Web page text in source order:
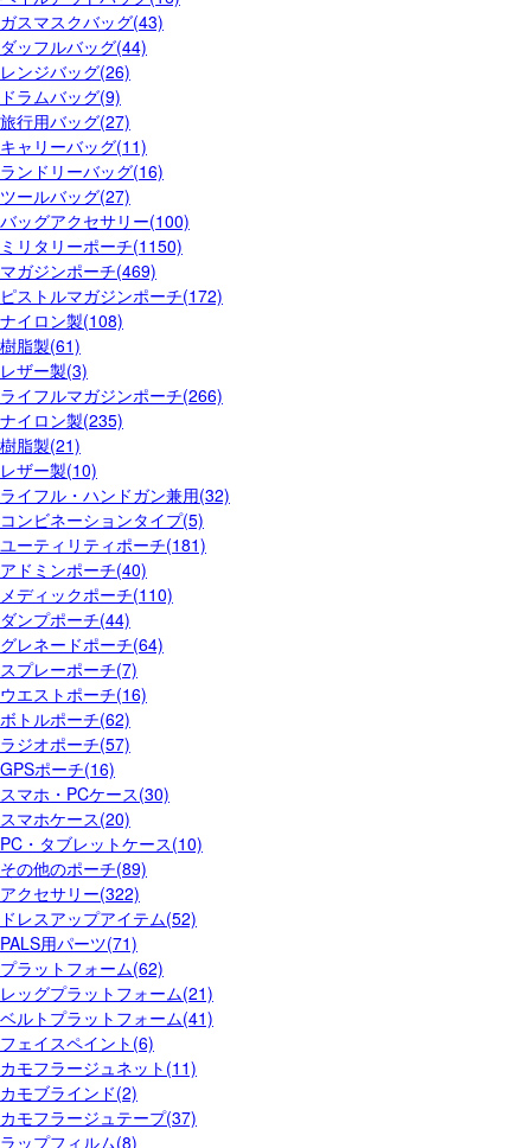
ガスマスクバッグ(43)
ダッフルバッグ(44)
レンジバッグ(26)
ドラムバッグ(9)
旅行用バッグ(27)
キャリーバッグ(11)
ランドリーバッグ(16)
ツールバッグ(27)
バッグアクセサリー(100)
ミリタリーポーチ(1150)
マガジンポーチ(469)
ピストルマガジンポーチ(172)
ナイロン製(108)
樹脂製(61)
レザー製(3)
ライフルマガジンポーチ(266)
ナイロン製(235)
樹脂製(21)
レザー製(10)
ライフル・ハンドガン兼用(32)
コンビネーションタイプ(5)
ユーティリティポーチ(181)
アドミンポーチ(40)
メディックポーチ(110)
ダンプポーチ(44)
グレネードポーチ(64)
スプレーポーチ(7)
ウエストポーチ(16)
ボトルポーチ(62)
ラジオポーチ(57)
GPSポーチ(16)
スマホ・PCケース(30)
スマホケース(20)
PC・タブレットケース(10)
その他のポーチ(89)
アクセサリー(322)
ドレスアップアイテム(52)
PALS用パーツ(71)
プラットフォーム(62)
レッグプラットフォーム(21)
ベルトプラットフォーム(41)
フェイスペイント(6)
カモフラージュネット(11)
カモブラインド(2)
カモフラージュテープ(37)
ラップフィルム(8)